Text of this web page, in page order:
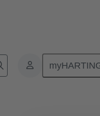
マザーボード ツ